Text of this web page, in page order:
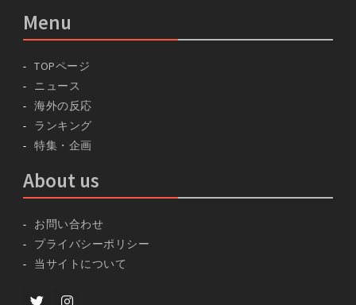
Menu
TOPページ
ニュース
海外の反応
ランキング
About us
お問い合わせ
プライバシーポリシー